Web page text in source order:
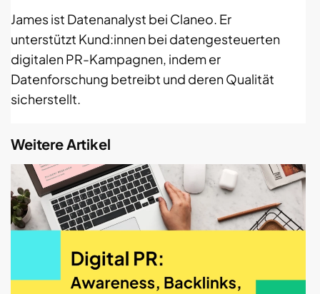
James ist Datenanalyst bei Claneo. Er
unterstützt Kund:innen bei datengesteuerten
digitalen PR-Kampagnen, indem er
Datenforschung betreibt und deren Qualität
sicherstellt.
Weitere Artikel